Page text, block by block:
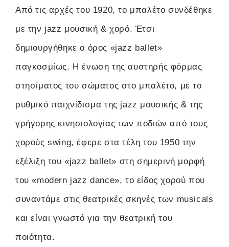
Από τις αρχές του 1920, το μπαλέτο συνδέθηκε
με την jazz μουσική & χορό. Έτσι
δημιουργήθηκε ο όρος «jazz ballet»
παγκοσμίως. Η ένωση της αυστηρής φόρμας
στησίματος του σώματος στο μπαλέτο, με το
ρυθμικό παιχνίδισμα της jazz μουσικής & της
γρήγορης κινησιολογίας των ποδιών από τους
χορούς swing, έφερε στα τέλη του 1950 την
εξέλιξη του «jazz ballet» στη σημερινή μορφή
του «modern jazz dance», το είδος χορού που
συναντάμε στις θεατρικές σκηνές των musicals
και είναι γνωστό για την θεατρική του
ποιότητα.